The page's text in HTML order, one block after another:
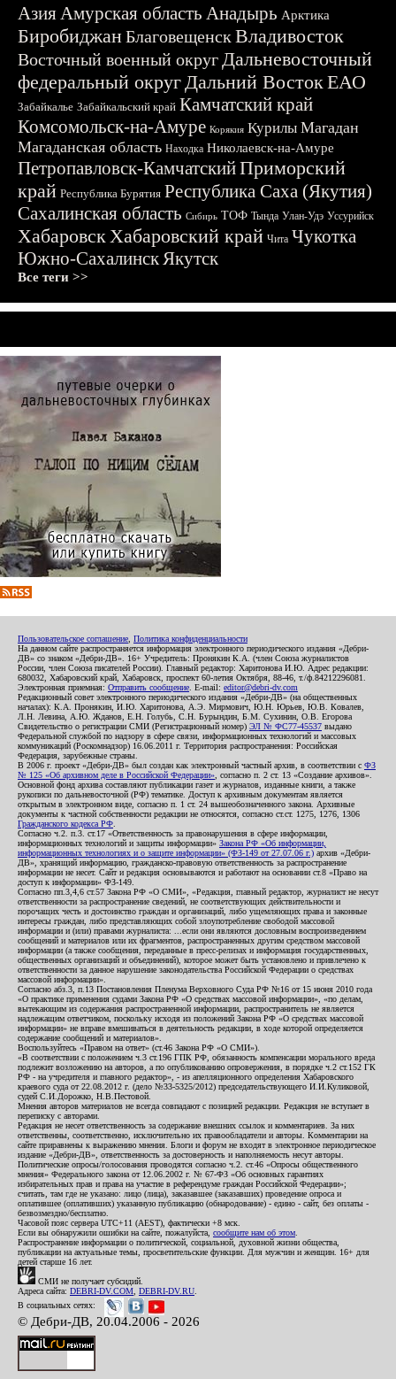
АзияАмурская область Анадырь Арктика
БиробиджанБлаговещенскВладивосток
Восточный военный округДальневосточный
федеральный округДальний ВостокЕАО
Забайкалье Забайкальский край Камчатский край
Комсомольск-на-Амуре Корякия Курилы Магадан
Магаданская область Находка Николаевск-на-Амуре
Петропавловск-КамчатскийПриморский
край Республика Бурятия Республика Саха (Якутия)
Сахалинская область Сибирь ТОФ Тында Улан-Удэ Уссурийск
ХабаровскХабаровский край Чита Чукотка
Южно-СахалинскЯкутск
Все теги >>
Пользовательское соглашение Политика конфиденциальности
На данном сайте распространяется информация электронного периодического издания «Дебри-
ДВ» со знаком «Дебри-ДВ». 16+ Учредитель: Пронякин К.А. (член Союза журналистов
России, член Союза писателей России). Главный редактор: Харитонова И.Ю. Адрес редакции:
680032, Хабаровский край, Хабаровск, проспект 60-летия Октября, 88-46, т./ф.84212296081.
Электронная приемная: Отправить сообщение . E-mail: editor@debri-dv.com
Редакционный совет электронного периодического издания «Дебри-ДВ» (на общественных
началах): К.А. Пронякин, И.Ю. Харитонова, А.Э. Мирмович, Ю.Н. Юрьев, Ю.В. Ковалев,
Л.Н. Левина, А.Ю. Жданов, Е.Н. Голубь, С.Н. Бурындин, Б.М. Сухинин, О.В. Егорова
Свидетельство о регистрации СМИ (Регистрационный номер) ЭЛ № ФС77-45537 выдано
Федеральной службой по надзору в сфере связи, информационных технологий и массовых
коммуникаций (Роскомнадзор) 16.06.2011 г. Территория распространения: Российская
Федерация, зарубежные страны.
В 2006 г. проект «Дебри-ДВ» был создан как электронный частный архив, в соответствии с ФЗ
№ 125 «Об архивном деле в Российской Федерации» , согласно п. 2 ст. 13 «Создание архивов».
Основной фонд архива составляют публикации газет и журналов, изданные книги, а также
рукописи по дальневосточной (РФ) тематике. Доступ к архивным документам является
открытым в электронном виде, согласно п. 1 ст. 24 вышеобозначенного закона. Архивные
документы к частной собственности редакции не относятся, согласно ст.ст. 1275, 1276, 1306
Гражданского кодекса РФ
Согласно ч.2. п.3. ст.17 «Ответственность за правонарушения в сфере информации,
информационных технологий и защиты информации» Закона РФ «Об информации,
информационных технологиях и о защите информации» (ФЗ-149 от 27.07.06 г.) архив «Дебри-
ДВ», хранящий информацию, гражданско-правовую ответственность за распространение
информации не несет. Сайт и редакция основываются и работают на основании ст.8 «Право на
доступ к информации» ФЗ-149.
Согласно пп.3,4,6 ст.57 Закона РФ «О СМИ», «Редакция, главный редактор, журналист не несут
ответственности за распространение сведений, не соответствующих действительности и
порочащих честь и достоинство граждан и организаций, либо ущемляющих права и законные
интересы граждан, либо представляющих собой злоупотребление свободой массовой
информации и (или) правами журналиста: ...если они являются дословным воспроизведением
сообщений и материалов или их фрагментов, распространенных другим средством массовой
информации (а также сообщения, переданные в пресс-релизах и информация государственных,
общественных организаций и объединений), которое может быть установлено и привлечено к
ответственности за данное нарушение законодательства Российской Федерации о средствах
массовой информации».
Согласно абз.3, п.13 Постановления Пленума Верховного Суда РФ №16 от 15 июня 2010 года
«О практике применения судами Закона РФ «О средствах массовой информации», «по делам,
вытекающим из содержания распространенной информации, распространитель не является
надлежащим ответчиком, поскольку исходя из положений Закона РФ «О средствах массовой
информации» не вправе вмешиваться в деятельность редакции, в ходе которой определяется
содержание сообщений и материалов».
Воспользуйтесь «Правом на ответ» (ст.46 Закона РФ «О СМИ»).
«В соответствии с положением ч.3 ст.196 ГПК РФ, обязанность компенсации морального вреда
подлежит возложению на авторов, а по опубликованию опровержения, в порядке ч.2 ст.152 ГК
РФ - на учредителя и главного редактор», - из апелляционного определения Хабаровского
краевого суда от 22.08.2012 г. (дело №33-5325/2012) председательствующего И.И.Куликовой,
судей С.И.Дорожко, Н.В.Пестовой.
Мнения авторов материалов не всегда совпадают с позицией редакции. Редакция не вступает в
переписку с авторами.
Редакция не несет ответственность за содержание внешних ссылок и комментариев. За них
ответственны, соответственно, исключительно их правообладатели и авторы. Комментарии на
сайте приравнены к выражению мнения. Блоги и форум не входят в электронное периодическое
издание «Дебри-ДВ», ответственность за достоверность и наполняемость несут авторы.
Политические опросы/голосования проводятся согласно ч.2. ст.46 «Опросы общественного
мнения» Федерального закона от 12.06.2002 г. № 67-ФЗ «Об основных гарантиях
избирательных прав и права на участие в референдуме граждан Российской Федерации»;
считать, там где не указано: лицо (лица), заказавшее (заказавших) проведение опроса и
оплатившее (оплативших) указанную публикацию (обнародование) - едино - сайт, без оплаты -
безвозмездно/бесплатно.
Часовой пояс сервера UTC+11 (AEST), фактически +8 мск.
Если вы обнаружили ошибки на сайте, пожалуйста, сообщите нам об этом
Распространение информации о политической, социальной, духовной жизни общества,
публикации на актуальные темы, просветительские функции. Для мужчин и женщин. 16+ для
детей старше 16 лет.
СМИ не получает субсидий.
Адреса сайта: DEBRI-DV.COM DEBRI-DV.RU
В социальных сетях:
© Дебри-ДВ, 20.04.2006 - 2026